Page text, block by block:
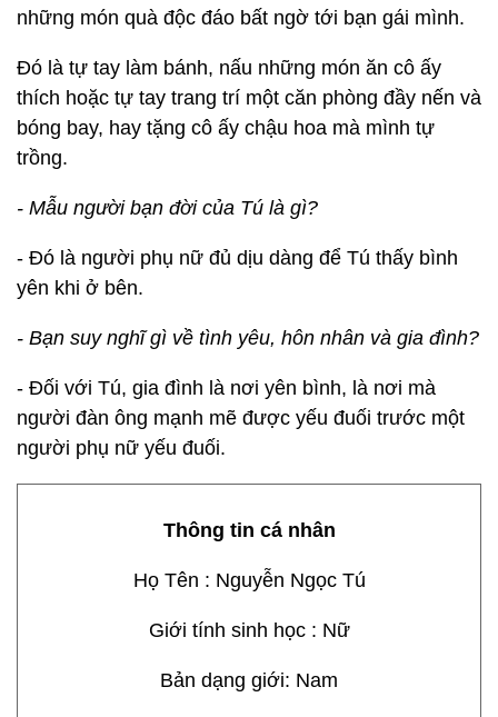
những món quà độc đáo bất ngờ tới bạn gái mình.
Đó là tự tay làm bánh, nấu những món ăn cô ấy
thích hoặc tự tay trang trí một căn phòng đầy nến và
bóng bay, hay tặng cô ấy chậu hoa mà mình tự
trồng.
- Mẫu người bạn đời của Tú là gì?
- Đó là người phụ nữ đủ dịu dàng để Tú thấy bình
yên khi ở bên.
- Bạn suy nghĩ gì về tình yêu, hôn nhân và gia đình?
- Đối với Tú, gia đình là nơi yên bình, là nơi mà
người đàn ông mạnh mẽ được yếu đuối trước một
người phụ nữ yếu đuối.
Thông tin cá nhân
Họ Tên : Nguyễn Ngọc Tú
Giới tính sinh học : Nữ
Bản dạng giới: Nam